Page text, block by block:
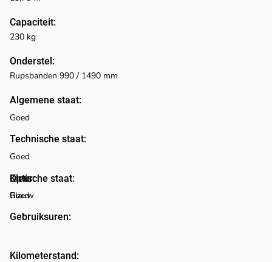
Capaciteit:
Onderstel:
Algemene staat:
Technische staat:
Optische staat:
Kleur:
Blauw
Gebruiksuren:
Kilometerstand:
230 kg
Rupsbanden 990 / 1490 mm
Goed
Goed
Goed